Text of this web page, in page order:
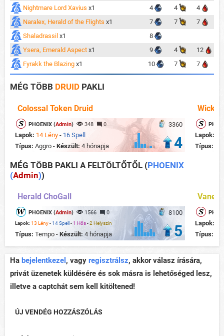
Nightmare Lord Xavius x1 4 4
4
Naralex, Herald of the Flights x1 7 7
7
Shaladrassil x1
8
Ysera, Emerald Aspect x1 9 4
12
Fyrakk the Blazing x1 10 7 7
MÉG TÖBB DRUID PAKLI
Colossal Token Druid
3360
PHOENIX (Admin) 348 0
Lapok: 14 Lény - 16 Spell
Típus: Aggro - Készült: 4 hónapja 4 Lapok:
Típus:
MÉG TÖBB PAKLI A FELTÖLTŐTŐL (PHOENIX
(Admin))
Herald ChoGall
8100
PHOENIX (Admin) 1566 0
Lapok: 13 Lény-14 Spell -1 Hős-2 Helyszín
Típus: Tempo - Készült: 4 hónapja 5 Lapok:
Típus:
Ha bejelentkezel , vagy regisztrálsz, akkor válasz írására,
privát üzenetek küldésére és sok másra is lehetőséged lesz,
illetve a captchát sem kell kitöltened!
ÚJ VENDÉG HOZZÁSZÓLÁS